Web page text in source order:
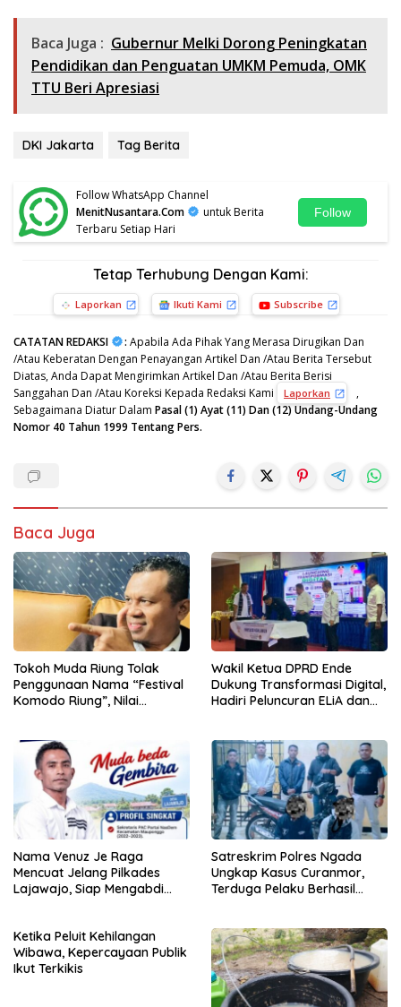
Baca Juga : Gubernur Melki Dorong Peningkatan
Pendidikan dan Penguatan UMKM Pemuda, OMK
TTU Beri Apresiasi
DKI Jakarta Tag Berita
Follow WhatsApp Channel
MenitNusantara.Com
untuk Berita
Terbaru Setiap Hari
Follow
Tetap Terhubung Dengan Kami:
Laporkan Ikuti Kami Subscribe
CATATAN REDAKSI : Apabila Ada Pihak Yang Merasa Dirugikan Dan
/Atau Keberatan Dengan Penayangan Artikel Dan /Atau Berita Tersebut
Diatas, Anda Dapat Mengirimkan Artikel Dan /Atau Berita Berisi
Sanggahan Dan /Atau Koreksi Kepada Redaksi Kami
Laporkan
,
Sebagaimana Diatur Dalam Pasal (1) Ayat (11) Dan (12) Undang-Undang
Nomor 40 Tahun 1999 Tentang Pers.
Baca Juga
Tokoh Muda Riung Tolak
Penggunaan Nama “Festival
Komodo Riung”, Nilai
Wakil Ketua DPRD Ende
Dukung Transformasi Digital,
Hadiri Peluncuran ELiA dan
Nama Venuz Je Raga
Mencuat Jelang Pilkades
Lajawajo, Siap Mengabdi
Satreskrim Polres Ngada
Ungkap Kasus Curanmor,
Terduga Pelaku Berhasil
Ketika Peluit Kehilangan
Wibawa, Kepercayaan Publik
Ikut Terkikis